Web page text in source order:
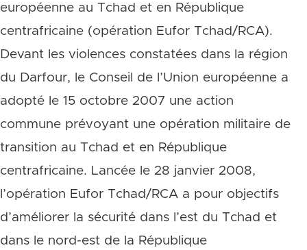
européenne au Tchad et en République
centrafricaine (opération Eufor Tchad/RCA).
Devant les violences constatées dans la région
du Darfour, le Conseil de l’Union européenne a
adopté le 15 octobre 2007 une action
commune prévoyant une opération militaire de
transition au Tchad et en République
centrafricaine. Lancée le 28 janvier 2008,
l’opération Eufor Tchad/RCA a pour objectifs
d’améliorer la sécurité dans l’est du Tchad et
dans le nord-est de la République